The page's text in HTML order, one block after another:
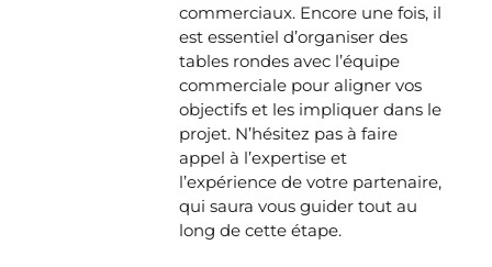
commerciaux. Encore une fois, il
est essentiel d’organiser des
tables rondes avec l’équipe
commerciale pour aligner vos
objectifs et les impliquer dans le
projet. N’hésitez pas à faire
appel à l’expertise et
l’expérience de votre partenaire,
qui saura vous guider tout au
long de cette étape.